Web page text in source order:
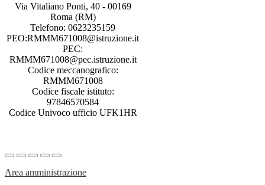
Via Vitaliano Ponti, 40 - 00169
Roma (RM)
Telefono: 0623235159
PEO:RMMM671008@istruzione.it
PEC:
RMMM671008@pec.istruzione.it
Codice meccanografico:
RMMM671008
Codice fiscale istituto:
97846570584
Codice Univoco ufficio UFK1HR
Area amministrazione